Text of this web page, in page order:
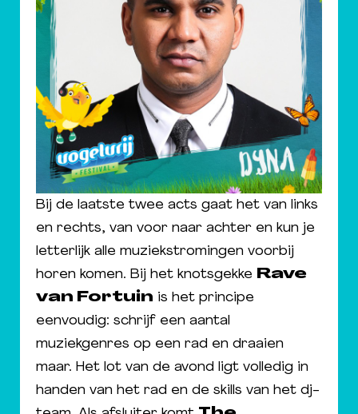
Bij de laatste twee acts gaat het van links
en rechts, van voor naar achter en kun je
letterlijk alle muziekstromingen voorbij
horen komen. Bij het knotsgekke
Rave
van Fortuin is het principe
eenvoudig: schrijf een aantal
muziekgenres op een rad en draaien
maar. Het lot van de avond ligt volledig in
handen van het rad en de skills van het dj-